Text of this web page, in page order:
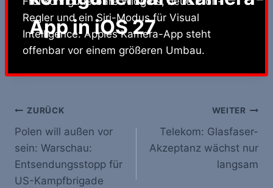
App in iOS 27
Regler und ein Siri-Modus für Visual
Intelligence: Apples Kamera-App steht
offenbar vor einem größeren Umbau.
Beitrags-
Navigation
ZURÜCK
Polen will außen vor
sein: Warschau:
Entsendungsstopp für
US-Kampfbrigade
WEITER
Telekom: Glasfaser-
Akzeptanz wächst nur
langsam